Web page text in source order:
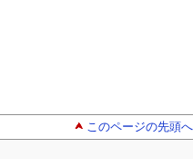
このページの先頭へ